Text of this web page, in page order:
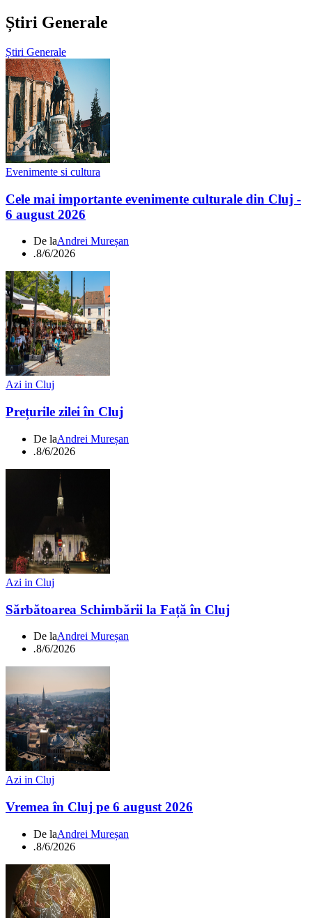
Știri Generale
Știri Generale
Evenimente si cultura
Cele mai importante evenimente culturale din Cluj -
6 august 2026
De laAndrei Mureșan
.8/6/2026
Azi in Cluj
Prețurile zilei în Cluj
De laAndrei Mureșan
.8/6/2026
Azi in Cluj
Sărbătoarea Schimbării la Față în Cluj
De laAndrei Mureșan
.8/6/2026
Azi in Cluj
Vremea în Cluj pe 6 august 2026
De laAndrei Mureșan
.8/6/2026